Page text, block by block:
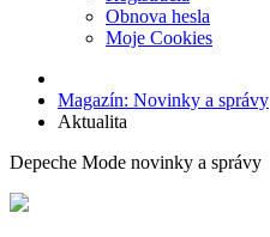
Obnova hesla
Moje Cookies
Magazín: Novinky a správy
Aktualita
Depeche Mode novinky a správy